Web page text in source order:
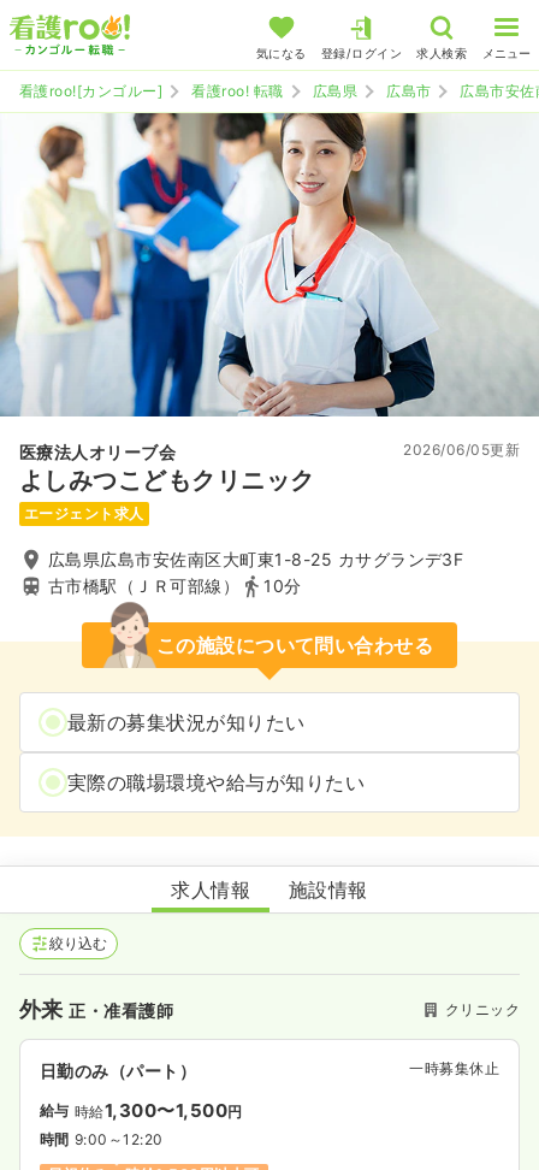
気になる 登録/ログイン 求人検索 メニュー
看護roo![カンゴルー] 看護roo! 転職 広島県 広島市 広島市安佐
医療法人オリーブ会
よしみつこどもクリニック
2026/06/05更新
エージェント求人
広島県広島市安佐南区大町東1-8-25 カサグランデ3F
古市橋駅（ＪＲ可部線）
10分
この施設について問い合わせる
最新の募集状況が知りたい
実際の職場環境や給与が知りたい
よしみつこどもクリニック
求人情報 施設情報
絞り込む
外来正・准看護師 クリニック
日勤のみ（パート） 一時募集休止
給与 時給1,300〜1,500円
時間 9:00～12:20